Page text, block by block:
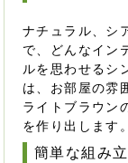
ナチュラル、シ
で、どんなイン
ルを思わせるシ
は、お部屋の雰
ライトブラウン
を作り出します。
簡単な組み